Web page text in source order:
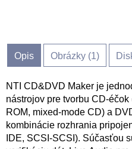
Opis Obrázky (1)
NTI CD&DVD Maker je
nástrojov pre tvorbu CD-
ROM, mixed-mode CD) a
kombinácie rozhrania
IDE, SCSI-SCSI). Súčasťou